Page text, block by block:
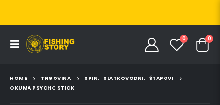
0 0
HOME TRGOVINA SPIN, SLATKOVODNI, ŠTAPOVI
OKUMA PSYCHO STICK